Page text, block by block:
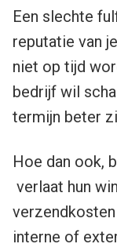
Een slechte
reputatie van
niet op tijd
bedrijf wil
termijn beter
Hoe dan ook,
verlaat hun
interne of